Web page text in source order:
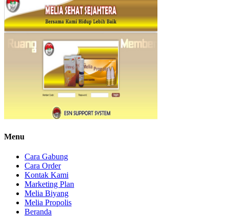
Menu
Cara Gabung
Cara Order
Kontak Kami
Marketing Plan
Melia Biyang
Melia Propolis
Beranda